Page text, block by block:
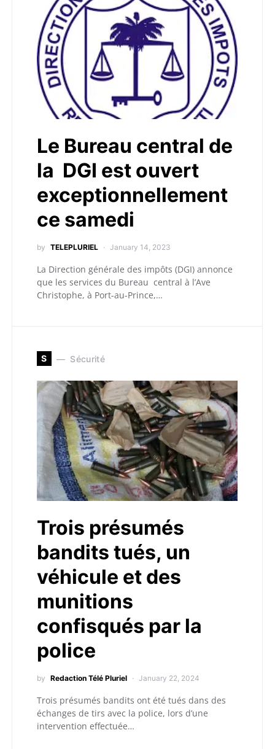
Le Bureau central de
la DGI est ouvert
exceptionnellement
ce samedi
by TELEPLURIEL January 14, 2023
La Direction générale des impôts (DGI) annonce
que les services du Bureau central à l’Ave
Christophe, à Port-au-Prince,…
S Sécurité
Trois présumés
bandits tués, un
véhicule et des
munitions
confisqués par la
police
by Redaction Télé Pluriel January 22, 2024
Trois présumés bandits ont été tués dans des
échanges de tirs avec la police, lors d’une
intervention effectuée…